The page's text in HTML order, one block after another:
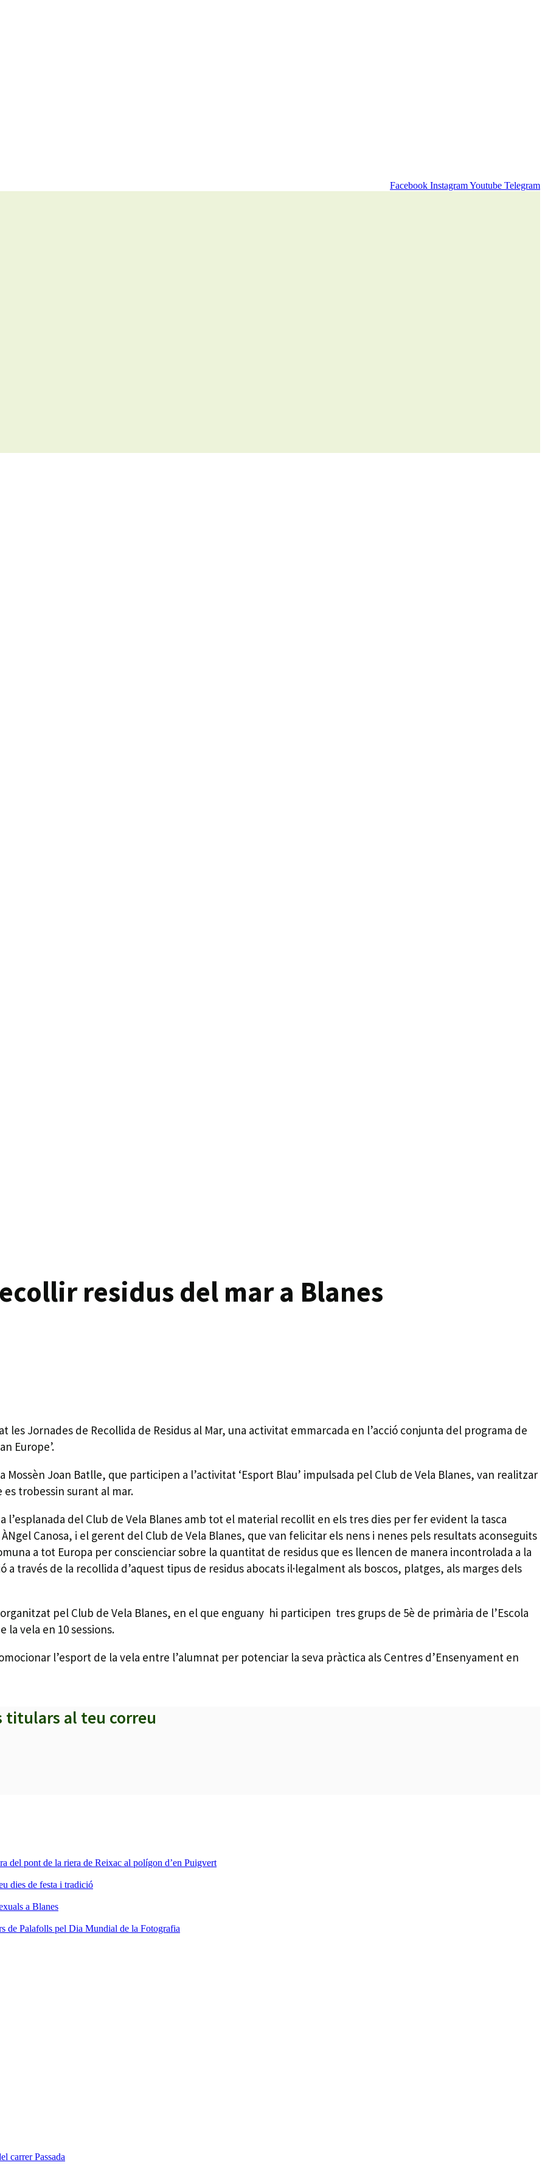
Facebook InstagramYoutube Telegram
residus del mar a Blanes
les Jornades de Recollida de Residus al Mar, una activitat emmarcada en l’acció conjunta del programa de
Europe’.
Mossèn Joan Batlle, que participen a l’activitat ‘Esport Blau’ impulsada pel Club de Vela Blanes, van realitzar
es trobessin surant al mar.
l’esplanada del Club de Vela Blanes amb tot el material recollit en els tres dies per fer evident la tasca
Canosa, i el gerent del Club de Vela Blanes, que van felicitar els nens i nenes pels resultats aconseguits
a tot Europa per conscienciar sobre la quantitat de residus que es llencen de manera incontrolada a la
a través de la recollida d’aquest tipus de residus abocats il·legalment als boscos, platges, als marges dels
pel Club de Vela Blanes, en el que enguany hi participen tres grups de 5è de primària de l’Escola
la vela en 10 sessions.
l’esport de la vela entre l’alumnat per potenciar la seva pràctica als Centres d’Ensenyament en
titulars al teu correu
del pont de la riera de Reixac al polígon d’en Puigvert
dies de festa i tradició
a Blanes
de Palafolls pel Dia Mundial de la Fotografia
carrer Passada